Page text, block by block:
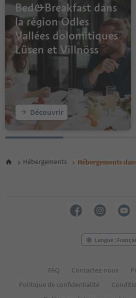
Bed&Breakfast dans
la région Odles
Vallées dolomitiques
Lüsen et Villnöss
Découvrir
Hébergements Hébergements
Langue :
FAQ Contactez-nous
Politique de confidentialité